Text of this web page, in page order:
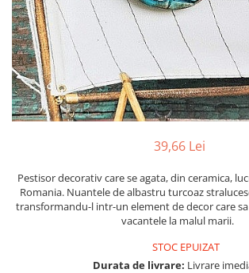
Barci, vapoare, ambarcatiuni
Pesti
Decoratiuni care se agata
Tablouri
39,66 Lei
Pestisor decorativ care se agata, din ceramica,
Romania. Nuantele de albastru turcoaz
transformandu-l intr-un element de decor care
vacantele la malul marii.
STOC EPUIZAT
Durata de livrare: Livrare